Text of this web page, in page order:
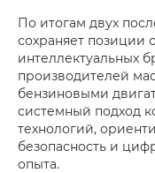
По итогам двух
сохраняет позиции
интеллектуальных
производителей
бензиновыми
системный подход
технологий,
безопасность и
опыта.